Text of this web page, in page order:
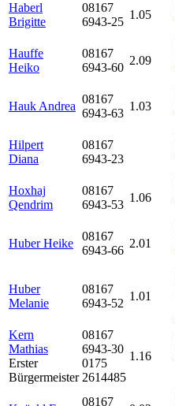
Haberl
Brigitte
08167
6943-25
1.05
Hauffe
Heiko
08167
6943-60
2.09
Hauk Andrea
08167
6943-63
1.03
Hilpert
Diana
08167
6943-23
Hoxhaj
Qendrim
08167
6943-53
1.06
Huber Heike
08167
6943-66
2.01
Huber
Melanie
08167
6943-52
1.01
Kern
Mathias
Erster
Bürgermeister
08167
6943-30
0175
2614485
1.16
08167